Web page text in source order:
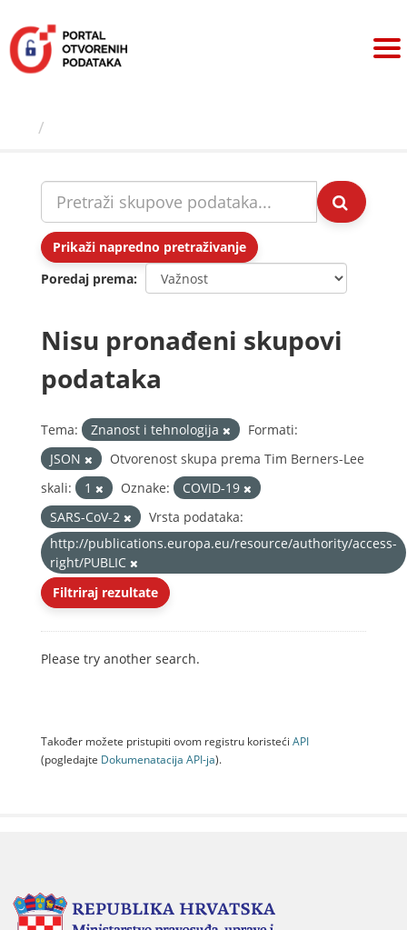
sadržaj
Prikaži napredno pretraživanje
Poredaj prema
Nisu pronađeni skupovi
podataka
Tema: Znanost i tehnologija
Formati:
JSON
Otvorenost skupa prema Tim Berners-Lee
skali:
1 Oznake:
COVID-19
SARS-CoV-2
Vrsta podataka:
http://publications.europa.eu/resource/authority/access-
right/PUBLIC
Filtriraj rezultate
Please try another search.
Također možete pristupiti ovom registru koristeći API
(pogledajte Dokumenаtаcijа API-jа).